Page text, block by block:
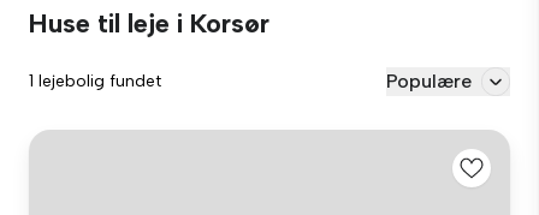
Huse til leje i Korsør
1 lejebolig fundet Populære